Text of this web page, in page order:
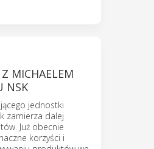
MICHAELEM
NSK
jednostki
zamierza dalej
Już obecnie
korzyści i